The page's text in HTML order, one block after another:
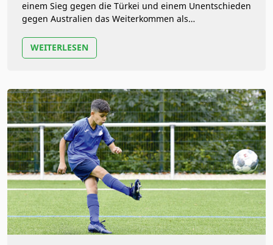
einem Sieg gegen die Türkei und einem Unentschieden
gegen Australien das Weiterkommen als
WEITERLESEN